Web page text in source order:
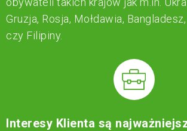
Gruzja, Rosja, Mołdawia,
czy Filipiny.
Interesy Klienta są